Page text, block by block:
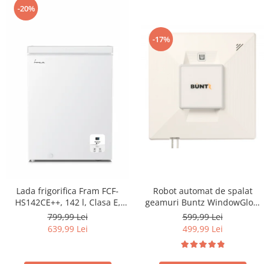
-20%
Lada frigorifica Fram FCF-
HS142CE++, 142 l, Clasa E,
Convertibil
Frigider/Congelator, Control
electronic, Display digital, Alb
799,99 Lei
639,99 Lei
-17%
Robot automat de spalat
geamuri Buntz WindowGlow
BRC-J2– Putere de 72W,
2500Pa, tehnologie duala de
pulverizare, sistem anti-urme
și control inteligent, Alb
599,99 Lei
499,99 Lei